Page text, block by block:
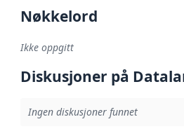
Nøkkelord
Ikke oppgitt
Diskusjoner på
Ingen diskusjoner funnet